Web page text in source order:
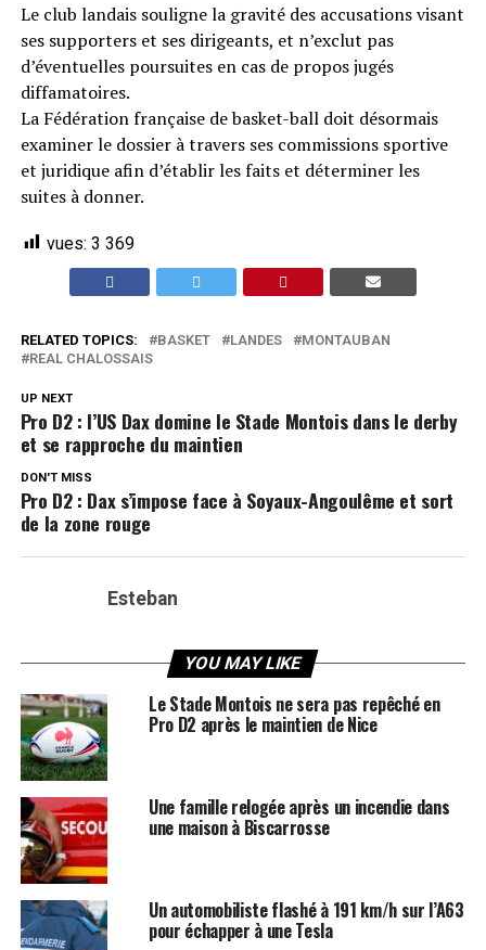
Le club landais souligne la gravité des accusations visant
ses supporters et ses dirigeants, et n’exclut pas
d’éventuelles poursuites en cas de propos jugés
diffamatoires.
La Fédération française de basket-ball doit désormais
examiner le dossier à travers ses commissions sportive
et juridique afin d’établir les faits et déterminer les
suites à donner.
vues: 3 369
RELATED TOPICS: BASKET LANDES
MONTAUBAN
REAL CHALOSSAIS
UP NEXT
Pro D2 : l’US Dax domine le Stade Montois dans le derby
et se rapproche du maintien
DON'T MISS
Pro D2 : Dax s’impose face à Soyaux-Angoulême et sort
de la zone rouge
Esteban
YOU MAY LIKE
Le Stade Montois ne sera pas repêché en
Pro D2 après le maintien de Nice
Une famille relogée après un incendie dans
une maison à Biscarrosse
Un automobiliste flashé à 191 km/h sur l’A63
pour échapper à une Tesla